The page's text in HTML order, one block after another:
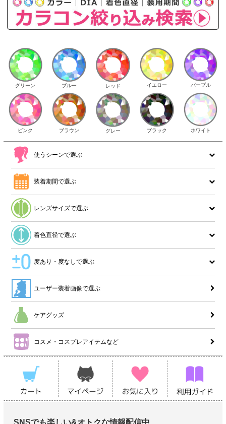
グリーン ブルー レッド イエロー パープル
ピンク ブラウン グレー ブラック ホワイト
使うシーンで選ぶ
装着期間で選ぶ
レンズサイズで選ぶ
着色直径で選ぶ
度あり・度なしで選ぶ
ユーザー装着画像で選ぶ
ケアグッズ
コスメ・コスプレアイテムなど